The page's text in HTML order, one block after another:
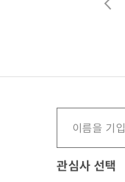
관심사 선택